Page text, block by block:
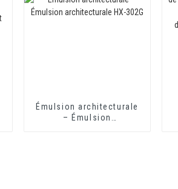
Émulsion architecturale
– Émulsion